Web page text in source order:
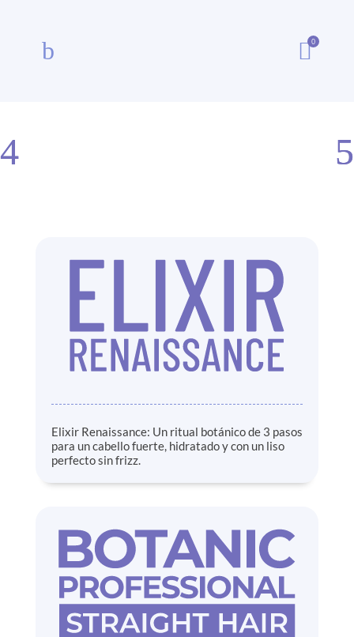
b 0
Elixir Renaissance: Un ritual botánico de 3 pasos
para un cabello fuerte, hidratado y con un liso
perfecto sin frizz.